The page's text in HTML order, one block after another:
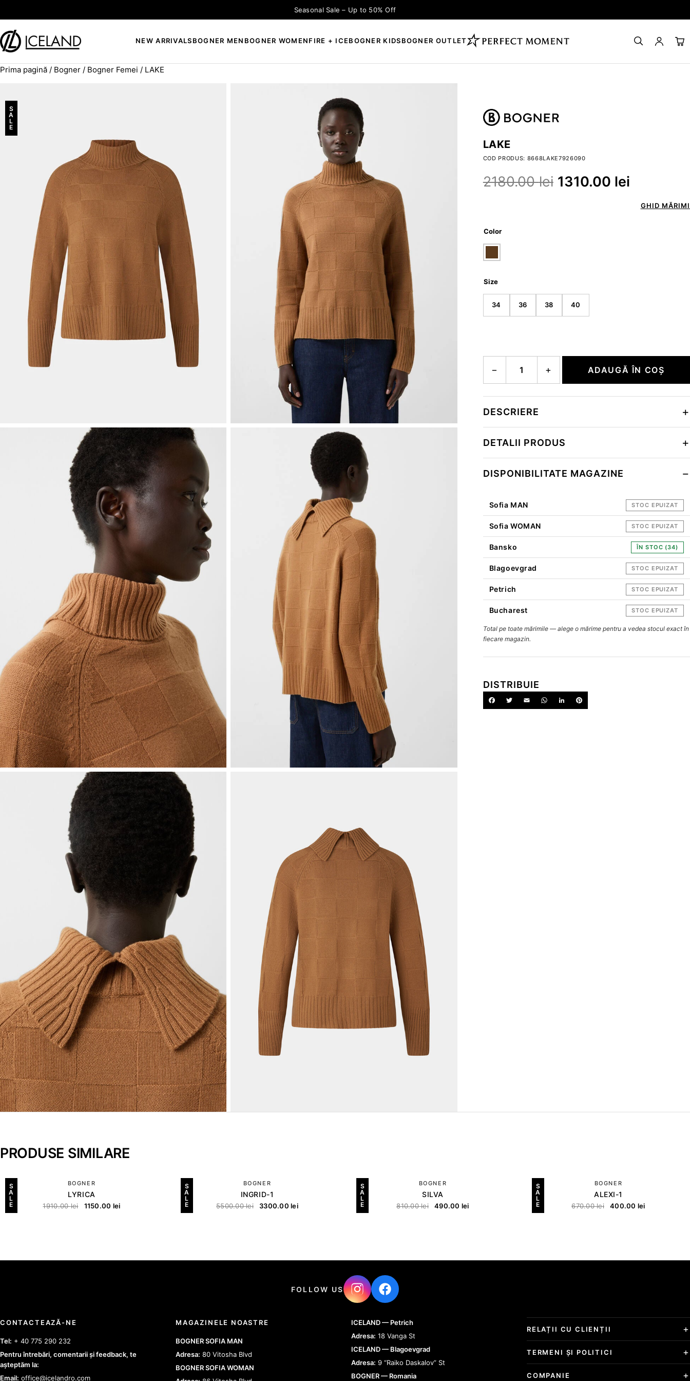
Seasonal Sale – Up to 50% Off
NEW ARRIVALSBOGNER MEN BOGNER WOMENFIRE + ICEBOGNER KIDSBOGNER OUTLET
Prima pagină / Bogner / Bogner Femei / LAKE
S
A
L
E
LAKE
COD PRODUS: 8668LAKE7926090
2180.00lei 1310.00 lei
GHID MĂRIMI
Color
Size
34 36 38 40
− + ADAUGĂ ÎN COȘ
DESCRIERE
DETALII PRODUS
DISPONIBILITATE MAGAZINE
Sofia MAN STOC EPUIZAT
Sofia WOMAN STOC EPUIZAT
Bansko ÎN STOC (34)
Blagoevgrad STOC EPUIZAT
Petrich STOC EPUIZAT
Bucharest STOC EPUIZAT
Total pe toate mărimile — alege o mărime pentru a vedea stocul exact în
fiecare magazin.
DISTRIBUIE
PRODUSE SIMILARE
S
A
L
E
BOGNER
LYRICA
1910.00lei 1150.00 lei
S
A
L
E
BOGNER
INGRID-1
5500.00lei 3300.00lei
S
A
L
E
BOGNER
SILVA
810.00lei 490.00 lei
S
A
L
E
BOGNER
ALEXI-1
670.00lei 400.00 lei
FOLLOW US
CONTACTEAZĂ-NE
Tel: + 40 775 290 232
Pentru întrebări, comentarii și feedback, te
așteptăm la:
Email: office@icelandro.com
MAGAZINELE NOASTRE
BOGNER SOFIA MAN
Adresa: 80 Vitosha Blvd
BOGNER SOFIA WOMAN
ICELAND — Petrich
Adresa: 18 Vanga St
ICELAND — Blagoevgrad
Adresa: 9 “Raiko Daskalov” St
BOGNER — Romania
RELAȚII CU CLIENȚII
TERMENI ȘI POLITICI
COMPANIE